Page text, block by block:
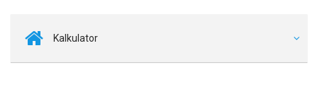
Kalkulator